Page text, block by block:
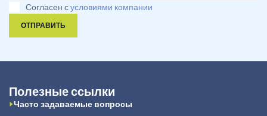
Согласен сусловиями компании
ОТПРАВИТЬ
Полезные ссылки
Часто задаваемые вопросы